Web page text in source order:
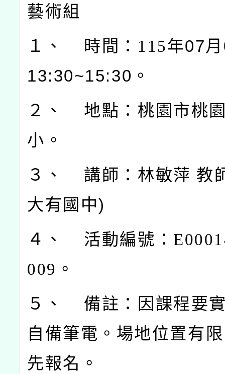
藝術組
１、 時間：115年07
13:30~15:30。
２、 地點：桃園市桃
小。
３、 講師：林敏萍 教
大有國中)
４、 活動編號：
009 。
５、 備註：因課程要
自備筆電。場地位置有
先報名。